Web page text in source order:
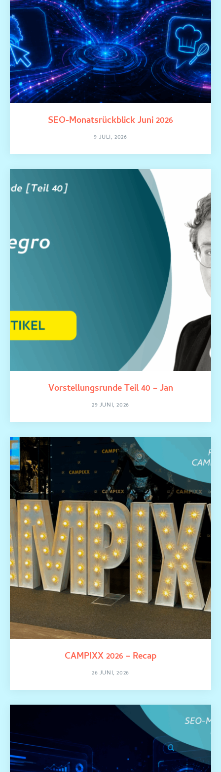
SEO-Monatsrückblick Juni 2026
9 JULI, 2026
Vorstellungsrunde Teil 40 – Jan
29 JUNI, 2026
CAMPIXX 2026 – Recap
26 JUNI, 2026